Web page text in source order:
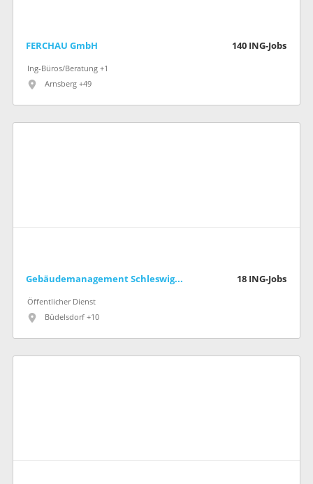
FERCHAU GmbH 140 ING-Jobs
Ing-Büros/Beratung +1
Arnsberg +49
Gebäudemanagement Schleswig-Holstein AöR 18 ING-Jobs
Öffentlicher Dienst
Büdelsdorf +10